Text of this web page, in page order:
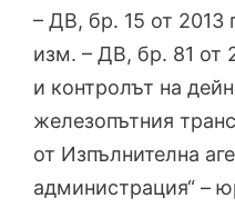
– ДВ, бр. 15 от 2013
изм. – ДВ, бр. 81 от
и контролът на
железопътния
от Изпълнителна
администрация“ –